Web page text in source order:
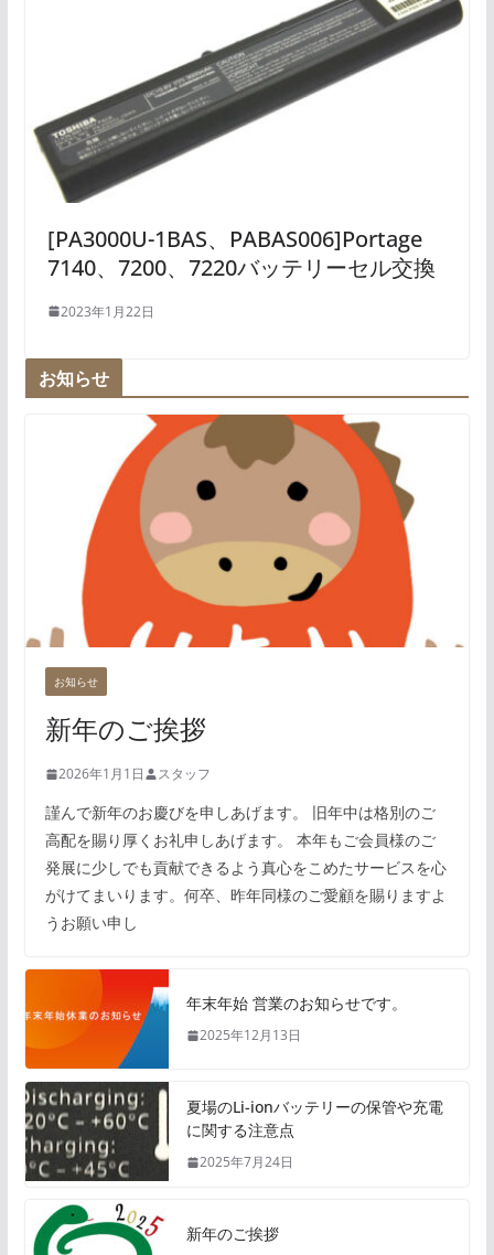
[PA3000U-1BAS、PABAS006]Portage
7140、7200、7220バッテリーセル交換
2023年1月22日
お知らせ
お知らせ
新年のご挨拶
2026年1月1日 スタッフ
謹んで新年のお慶びを申しあげます。 旧年中は格別のご
高配を賜り厚くお礼申しあげます。 本年もご会員様のご
発展に少しでも貢献できるよう真心をこめたサービスを心
がけてまいります。何卒、昨年同様のご愛顧を賜りますよ
うお願い申し
年末年始 営業のお知らせです。
2025年12月13日
夏場のLi-ionバッテリーの保管や充電
に関する注意点
2025年7月24日
新年のご挨拶